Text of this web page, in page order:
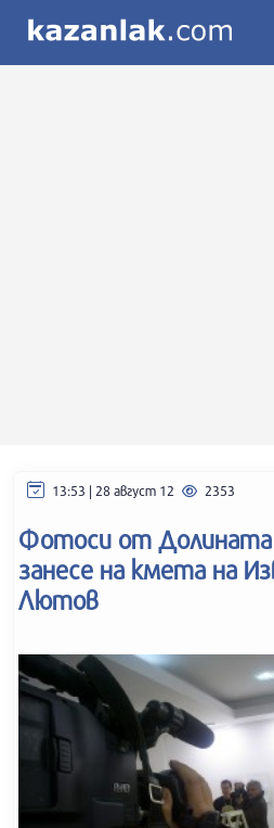
13:53 | 28 август 12 2353
Фотоси от
занесе на кмета на
Лютов